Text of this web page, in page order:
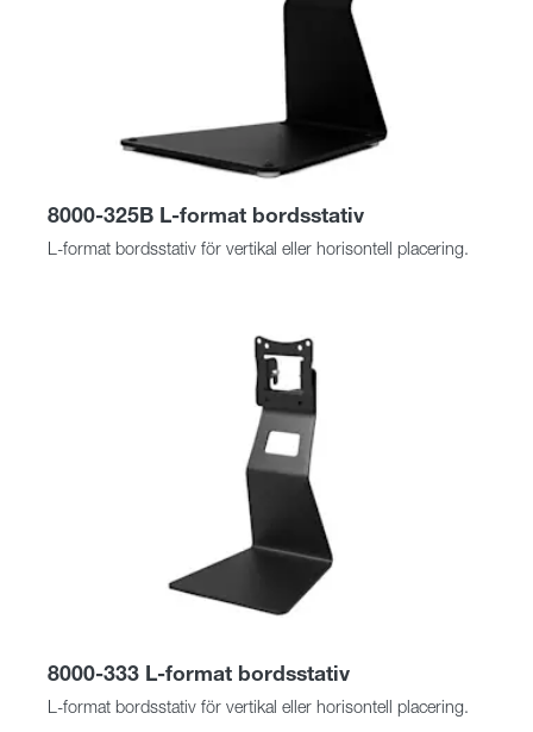
8000-325B L-format bordsstativ
L-format bordsstativ för vertikal eller horisontell placering.
8000-333 L-format bordsstativ
L-format bordsstativ för vertikal eller horisontell placering.